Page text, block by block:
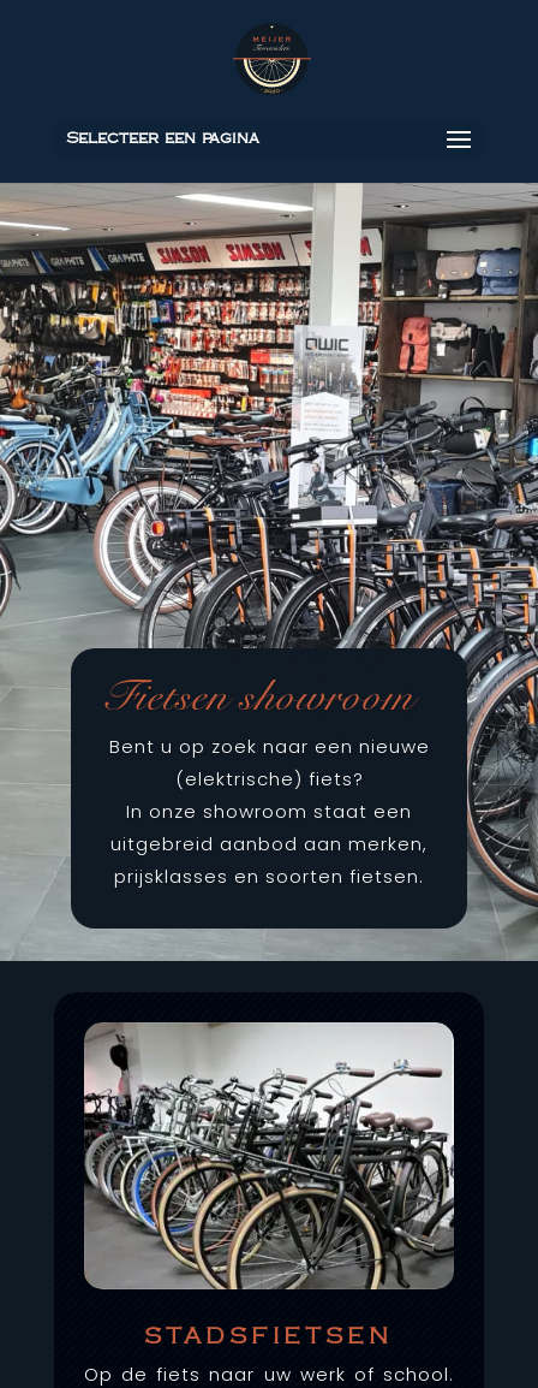
Selecteer een pagina
Fietsen showroom
Bent u op zoek naar een nieuwe
(elektrische) fiets?
In onze showroom staat een
uitgebreid aanbod aan merken,
prijsklasses en soorten fietsen.
STADSFIETSEN
Op de fiets naar uw werk of school.